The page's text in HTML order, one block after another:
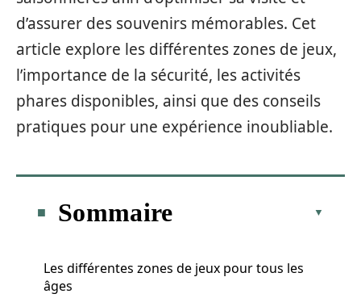
d’assurer des souvenirs mémorables. Cet
article explore les différentes zones de jeux,
l’importance de la sécurité, les activités
phares disponibles, ainsi que des conseils
pratiques pour une expérience inoubliable.
Sommaire
Les différentes zones de jeux pour tous les
âges